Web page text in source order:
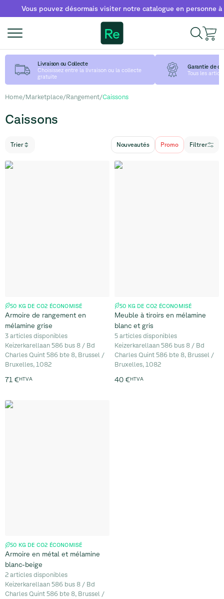
pouvez désormais visiter notre catalogue en personne à notre
Re
Livraison ou Collecte
Choisissez entre la livraison ou la collecte
gratuite
Garantie de
Tous les
Home/Marketplace/Rangement/Caissons
Caissons
Trier Nouveautés Promo Filtrer
50 KG DE CO2 ÉCONOMISÉ
Armoire de rangement en
mélamine grise
3 articles disponibles
Keizerkarellaan 586 bus 8 / Bd
Charles Quint 586 bte 8, Brussel /
Bruxelles, 1082
71 €HTVA
50 KG DE CO2 ÉCONOMISÉ
Meuble à tiroirs en mélamine
blanc et gris
5 articles disponibles
Keizerkarellaan 586 bus 8 / Bd
Charles Quint 586 bte 8, Brussel /
Bruxelles, 1082
40 €HTVA
50 KG DE CO2 ÉCONOMISÉ
Armoire en métal et mélamine
blanc-beige
2 articles disponibles
Keizerkarellaan 586 bus 8 / Bd
Charles Quint 586 bte 8, Brussel /